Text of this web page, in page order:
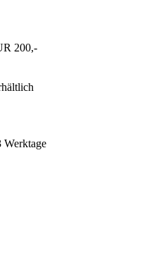
200,-
Werktage